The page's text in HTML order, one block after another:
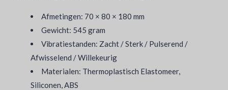
Afmetingen: 70 × 80 × 180 mm
Gewicht: 545 gram
Vibratiestanden: Zacht / Sterk / Pulserend /
Afwisselend / Willekeurig
Materialen: Thermoplastisch Elastomeer,
Siliconen, ABS